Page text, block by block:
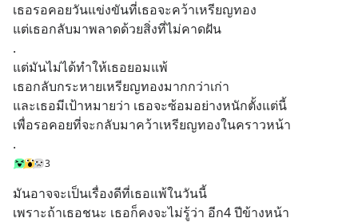
เธอรอคอยวันแข่งขันที่เธอจะคว้าเหรียญทอง
แต่เธอกลับมาพลาดด้วยสิ่งที่ไม่คาดฝัน
.
แต่มันไม่ได้ทำให้เธอยอมแพ้
เธอกลับกระหายเหรียญทองมากกว่าเก่า
และเธอมีเป้าหมายว่า เธอจะซ้อมอย่างหนักตั้งแต่นี้
เพื่อรอคอยที่จะกลับมาคว้าเหรียญทองในคราวหน้า
.
3
มันอาจจะเป็นเรื่องดีที่เธอแพ้ในวันนี้
เพราะถ้าเธอชนะ เธอก็คงจะไม่รู้ว่า อีก4 ปีข้างหน้า